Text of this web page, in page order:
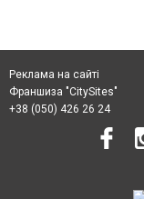
Реклама на сайті
Франшиза "CitySites"
+38 (050) 426 26 24